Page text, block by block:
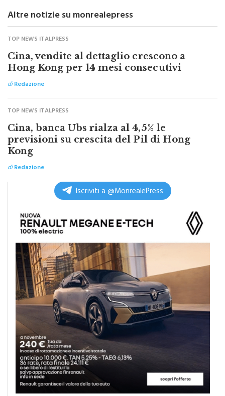
Altre notizie su monrealepress
TOP NEWS ITALPRESS
Cina, vendite al dettaglio crescono a
Hong Kong per 14 mesi consecutivi
diRedazione
TOP NEWS ITALPRESS
Cina, banca Ubs rialza al 4,5% le
previsioni su crescita del Pil di Hong
Kong
di